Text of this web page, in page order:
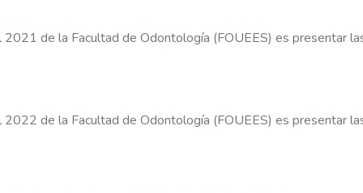
de la Facultad de Odontología (FOUEES) es presentar
de la Facultad de Odontología (FOUEES) es presentar